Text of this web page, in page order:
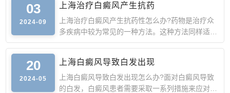
03
2024-09
上海治疗白癜风产生抗药
上海治疗白癜风产生抗药性怎么办?药物是治疗众
多疾病中较为常见的一种方法。这种方法同样适用
于白癜风。然而，
20
2024-05
上海白癜风导致白发出现
上海白癜风导致白发出现怎么办?面对白癜风导致
的白发，白癜风患者需要采取一系列措施来应对这